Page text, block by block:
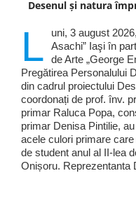
Desenul și natura
L
uni, 3 august
Asachi” Iaşi în
de Arte „George
Pregătirea Personalului
din cadrul proiectului
coordonați de prof. înv.
primar Raluca Popa,
primar Denisa Pintilie,
acele culori primare
de student anul al II-lea
Onișoru. Reprezentanta